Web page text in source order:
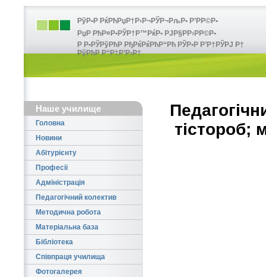
РўР•Р РќРћРџР†Р›Р¬РЎР¬РљР• Р’РР©Р•
РџР РћР¤Р•РЎР†Р™РќР• РЈР§РР›РР©Р•
Р Р•РЎРўРћР РђРќРќРћР“Рћ РЎР•Р Р’Р†РЎРЈ Р†
РўРћР Р“Р†Р’Р›Р†
Наше училище
Головна
Новини
Абітурієнту
Професії
Адміністрація
Педагогічний колектив
Методична робота
Матеріальна база
Бібліотека
Співпраця училища
Фотогалерея
тістороб;